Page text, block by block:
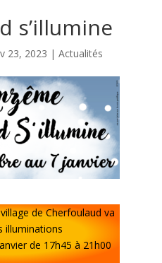
s’illumine
23, 2023 | Actualités
de Cherfoulaud va
illuminations
de 17h45 à 21h00